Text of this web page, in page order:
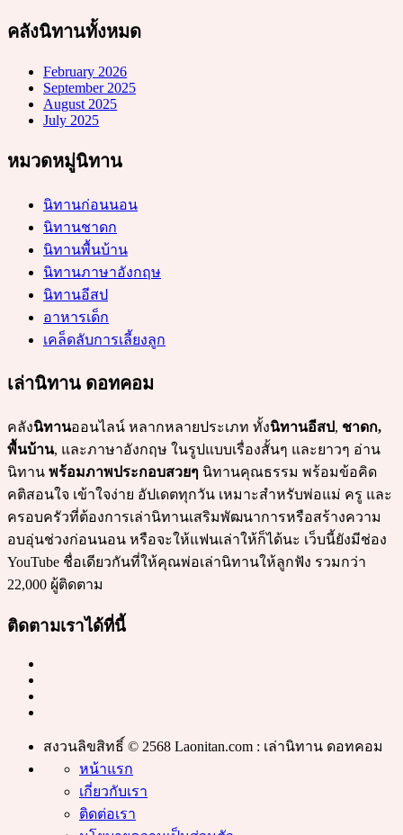
คลังนิทานทั้งหมด
February 2026
September 2025
August 2025
July 2025
หมวดหมู่นิทาน
นิทานก่อนนอน
นิทานชาดก
นิทานพื้นบ้าน
นิทานภาษาอังกฤษ
นิทานอีสป
อาหารเด็ก
เคล็ดลับการเลี้ยงลูก
เล่านิทาน ดอทคอม
คลังนิทานออนไลน์ หลากหลายประเภท ทั้งนิทานอีสป, ชาดก,
พื้นบ้าน, และภาษาอังกฤษ ในรูปแบบเรื่องสั้นๆ และยาวๆ อ่าน
นิทาน พร้อมภาพประกอบสวยๆ นิทานคุณธรรม พร้อมข้อคิด
คติสอนใจ เข้าใจง่าย อัปเดตทุกวัน เหมาะสำหรับพ่อแม่ ครู และ
ครอบครัวที่ต้องการเล่านิทานเสริมพัฒนาการหรือสร้างความ
อบอุ่นช่วงก่อนนอน หรือจะให้แฟนเล่าให้ก็ได้นะ เว็บนี้ยังมีช่อง
YouTube ชื่อเดียวกันที่ให้คุณพ่อเล่านิทานให้ลูกฟัง รวมกว่า
22,000 ผู้ติดตาม
ติดตามเราได้ที่นี้
สงวนลิขสิทธิ์ © 2568 Laonitan.com : เล่านิทาน ดอทคอม
หน้าแรก
เกี่ยวกับเรา
ติดต่อเรา